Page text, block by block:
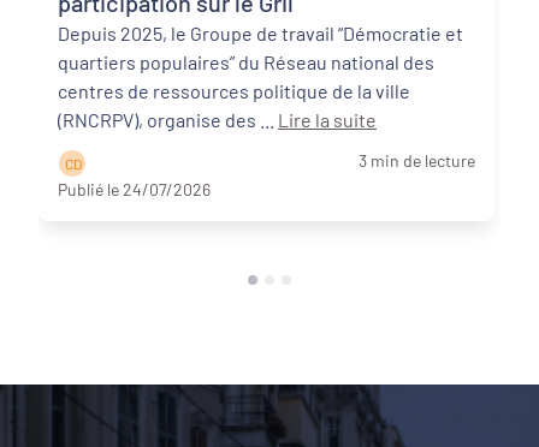
Depuis 2025, le Groupe de travail “Démocratie et
quartiers populaires” du Réseau national des
centres de ressources politique de la ville
Lire la suite
C D
3 min de lecture
Publié le 24/07/2026